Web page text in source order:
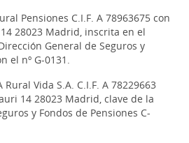
Pensiones C.I.F. A 78963675 con
28023 Madrid, inscrita en el
General de Seguros y
el nº G-0131.
Vida S.A. C.I.F. A 78229663
14 28023 Madrid, clave de la
y Fondos de Pensiones C-